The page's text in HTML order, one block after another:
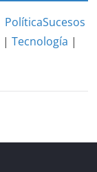
PolíticaSucesos
| Tecnología |